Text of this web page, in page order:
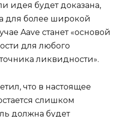
идея будет доказана,
для более широкой
Aave станет «основой
для любого
ликвидности».
что в настоящее
слишком
должна будет